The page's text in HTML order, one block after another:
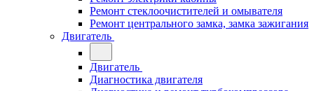
Ремонт стеклоочистителей и омывателя
Ремонт центрального замка, замка зажигания
Двигатель
Двигатель
Диагностика двигателя